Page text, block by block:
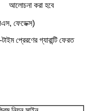
আলোচনা করা হবে
ফেডেক্স)
প্রেরণের গ্যারান্টি ফেরত